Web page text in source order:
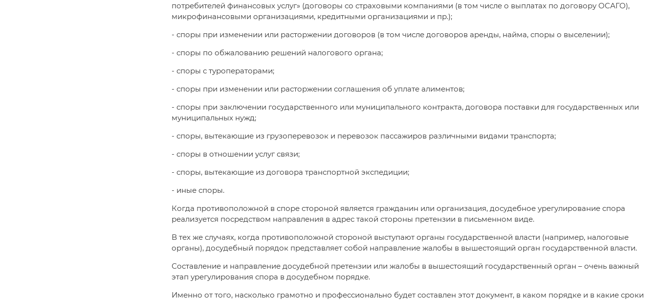
потребителей финансовых услуг» (договоры со страховыми компаниями (в том числе о выплатах по договору ОСАГО),
микрофинансовыми организациями, кредитными организациями и пр.);
- споры при изменении или расторжении договоров (в том числе договоров аренды, найма, споры о выселении);
- споры по обжалованию решений налогового органа;
- споры с туроператорами;
- споры при изменении или расторжении соглашения об уплате алиментов;
- споры при заключении государственного или муниципального контракта, договора поставки для государственных или
муниципальных нужд;
- споры, вытекающие из грузоперевозок и перевозок пассажиров различными видами транспорта;
- споры в отношении услуг связи;
- споры, вытекающие из договора транспортной экспедиции;
- иные споры.
Когда противоположной в споре стороной является гражданин или организация, досудебное урегулирование спора
реализуется посредством направления в адрес такой стороны претензии в письменном виде.
В тех же случаях, когда противоположной стороной выступают органы государственной власти (например, налоговые
органы), досудебный порядок представляет собой направление жалобы в вышестоящий орган государственной власти.
Составление и направление досудебной претензии или жалобы в вышестоящий государственный орган – очень важный
этап урегулирования спора в досудебном порядке.
Именно от того, насколько грамотно и профессионально будет составлен этот документ, в каком порядке и в какие сроки